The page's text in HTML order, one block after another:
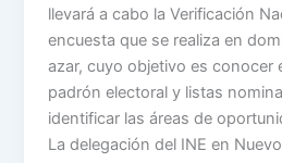
llevará a cabo la Verificación
encuesta que se realiza en
azar, cuyo objetivo es conocer
padrón electoral y listas
identificar las áreas de
La delegación del INE en